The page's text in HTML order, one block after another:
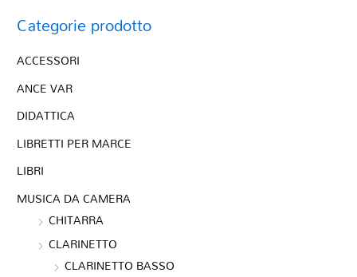
Categorie prodotto
ACCESSORI
ANCE VAR
DIDATTICA
LIBRETTI PER MARCE
LIBRI
MUSICA DA CAMERA
CHITARRA
CLARINETTO
CLARINETTO BASSO